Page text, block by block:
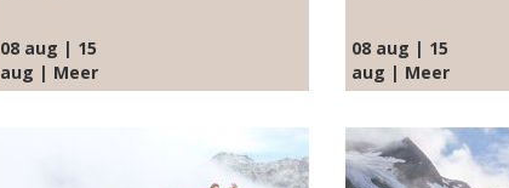
08 aug | 15
aug | Meer
08 aug | 15
aug | Meer